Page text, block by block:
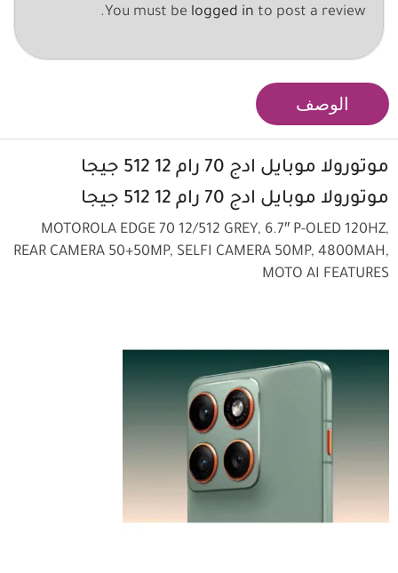
You must be logged in to post a review.
الوصف
موتورولا موبايل ادج 70
رام 12 512 جيجا
موتورولا موبايل ادج 70 رام 12 512 جيجا
MOTOROLA EDGE 70 12/512 GREY, 6.7″ P-OLED 120HZ,
REAR CAMERA 50+50MP, SELFI CAMERA 50MP, 4800MAH,
MOTO AI FEATURES